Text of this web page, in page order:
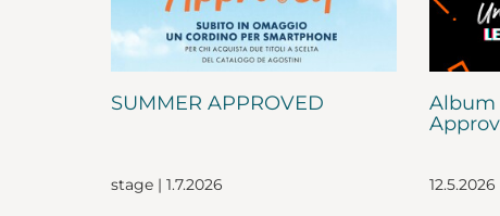
SUMMER APPROVED
stage | 1.7.2026
Album
12.5.2026